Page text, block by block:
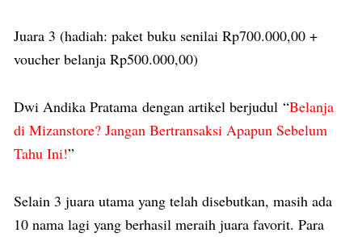
Juara 3 (hadiah: paket buku senilai Rp700.000,00 +
voucher belanja Rp500.000,00)
Dwi Andika Pratama dengan artikel berjudul “Belanja
di Mizanstore? Jangan Bertransaksi Apapun Sebelum
Tahu Ini!”
Selain 3 juara utama yang telah disebutkan, masih ada
10 nama lagi yang berhasil meraih juara favorit. Para